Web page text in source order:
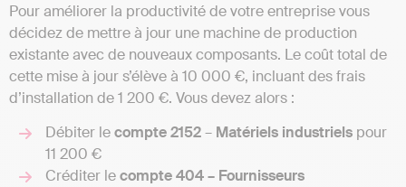
Pour améliorer la productivité de votre entreprise vous
décidez de mettre à jour une machine de production
existante avec de nouveaux composants. Le coût total de
cette mise à jour s’élève à 10 000 €, incluant des frais
d’installation de 1 200 €. Vous devez alors :
Débiter lecompte 2152– Matériels industriels pour
11 200 €
Créditer lecompte 404 – Fournisseurs